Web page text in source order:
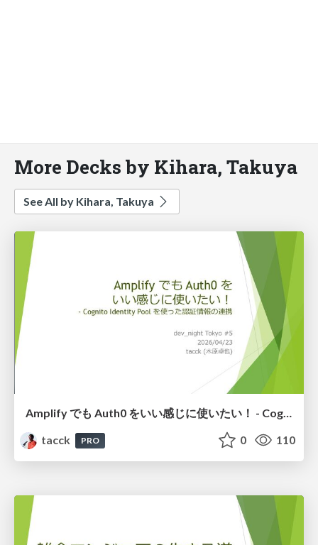
More Decks by Kihara, Takuya
See All by Kihara, Takuya
Amplify でも Auth0 をいい感じに使いたい！ - Cognito Identity Pool を使った認証情報の連携 #auth0
tacck
PRO 0 110